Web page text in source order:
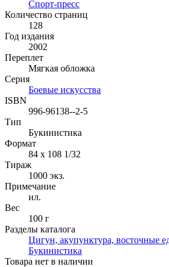
Спорт-пресс
Количество страниц
128
Год издания
2002
Переплет
Мягкая обложка
Серия
Боевые искусства
ISBN
996-96138--2-5
Тип
Букинистика
Формат
84 x 108 1/32
Тираж
1000 экз.
Примечание
ил.
Вес
100 г
Разделы каталога
Цигун, акупунктура, восточные
Букинистика
Товара нет в наличии